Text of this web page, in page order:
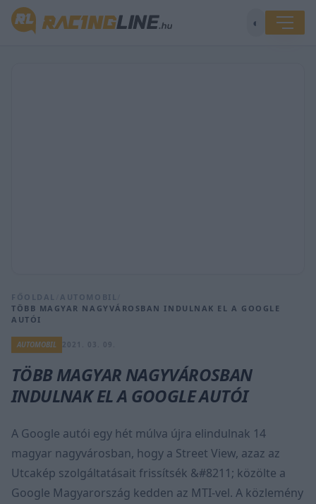
◐
FŐOLDAL AUTOMOBIL
TÖBB MAGYAR NAGYVÁROSBAN INDULNAK EL A GOOGLE
AUTÓI
AUTOMOBIL
TÖBB MAGYAR NAGYVÁROSBAN
INDULNAK EL A GOOGLE AUTÓI
A Google autói egy hét múlva újra elindulnak 14
magyar nagyvárosban, hogy a Street View, azaz az
Utcakép szolgáltatásait frissítsék &#8211; közölte a
Google Magyarország kedden az MTI-vel. A közlemény